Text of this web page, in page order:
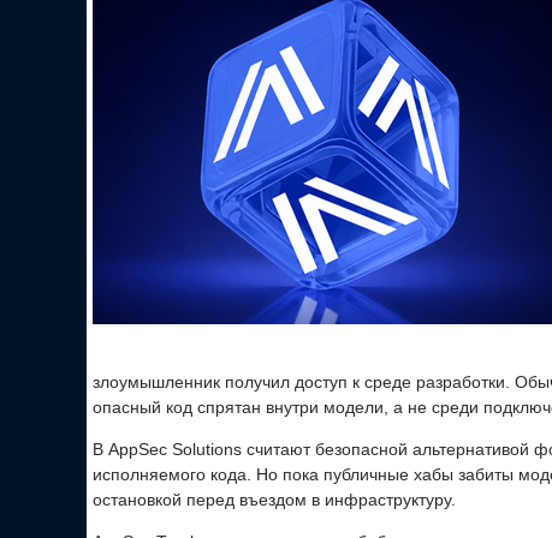
злоумышленник получил доступ к среде разработки.
опасный код спрятан внутри модели, а не среди
В AppSec Solutions считают безопасной альтернативой
исполняемого кода. Но пока публичные хабы забиты
остановкой перед въездом в инфраструктуру.